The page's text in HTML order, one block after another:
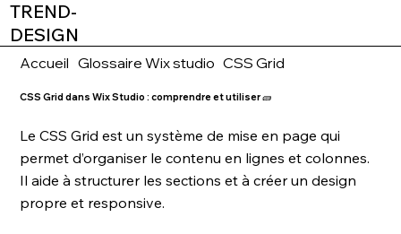
TREND-
DESIGN
Accueil Glossaire Wix studio CSS Grid
CSS Grid dans Wix Studio : comprendre et utiliser 🧱
Le CSS Grid est un système de mise en page qui
permet d’organiser le contenu en lignes et colonnes.
Il aide à structurer les sections et à créer un design
propre et responsive.